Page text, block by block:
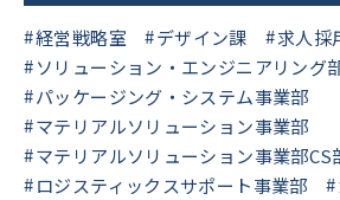
経営戦略室 デザイン課 求人採
ソリューション・エンジニアリング
パッケージング・システム事業部
マテリアルソリューション事業部
マテリアルソリューション事業部CS
ロジスティックスサポート事業部